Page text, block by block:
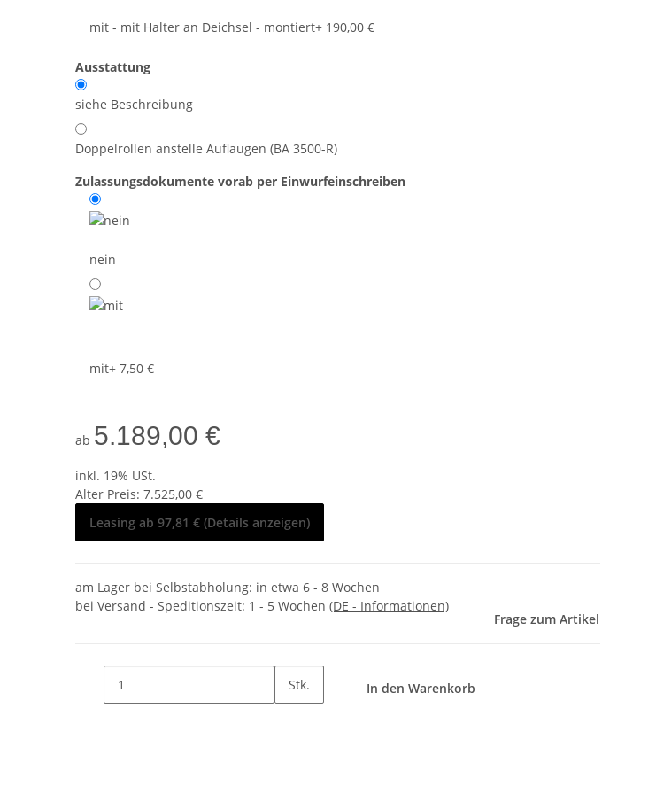
mit - mit Halter an Deichsel - montiert+ 190,00 €
Ausstattung
siehe Beschreibung
Doppelrollen anstelle Auflaugen (BA 3500-R)
Zulassungsdokumente vorab per Einwurfeinschreiben
nein
mit+ 7,50 €
ab 5.189,00 €
inkl. 19% USt.
Alter Preis: 7.525,00 €
Leasing ab 97,81 € (Details anzeigen)
am Lager bei Selbstabholung: in etwa 6 - 8 Wochen
bei Versand - Speditionszeit: 1 - 5 Wochen (DE - Informationen)
Frage zum Artikel
Stk. In den Warenkorb